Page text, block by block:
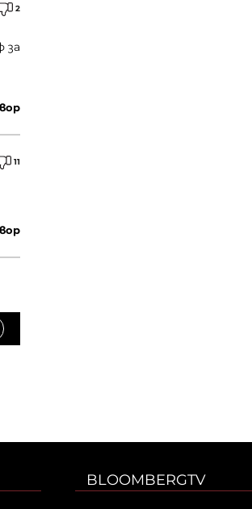
2
за
11
BLOOMBERGTV